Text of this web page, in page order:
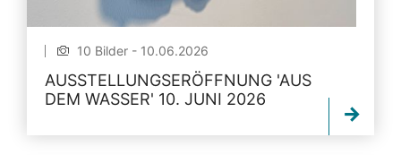
10 Bilder - 10.06.2026
AUSSTELLUNGSERÖFFNUNG 'AUS
DEM WASSER' 10. JUNI 2026